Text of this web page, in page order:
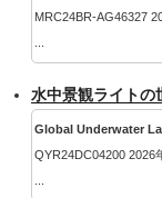
MRC24BR-AG46327
水中景観ライトの
Global Underwater
QYR24DC04200 2026